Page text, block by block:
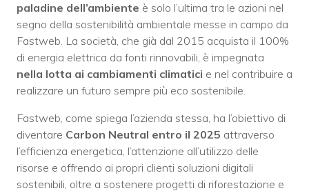
paladine dell’ambiente è solo l’ultima tra le azioni nel
segno della sostenibilità ambientale messe in campo da
Fastweb. La società, che già dal 2015 acquista il 100%
di energia elettrica da fonti rinnovabili, è impegnata
nella lotta ai cambiamenti climatici e nel contribuire a
realizzare un futuro sempre più eco sostenibile.
Fastweb, come spiega l’azienda stessa, ha l’obiettivo di
diventare Carbon Neutral entro il 2025 attraverso
l’efficienza energetica, l’attenzione all’utilizzo delle
risorse e offrendo ai propri clienti soluzioni digitali
sostenibili, oltre a sostenere progetti di riforestazione e